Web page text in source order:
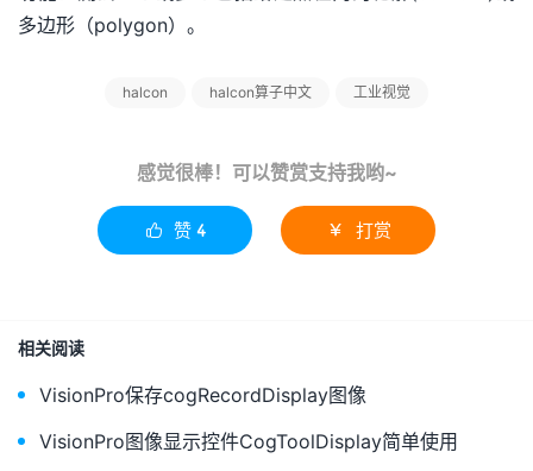
多边形（polygon）。
halcon halcon算子中文 工业视觉
感觉很棒！可以赞赏支持我哟~
 赞 4  打赏
相关阅读
VisionPro保存cogRecordDisplay图像
VisionPro图像显示控件CogToolDisplay简单使用